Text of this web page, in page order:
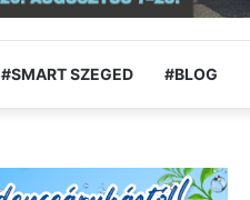
#SMART SZEGED #BLOG